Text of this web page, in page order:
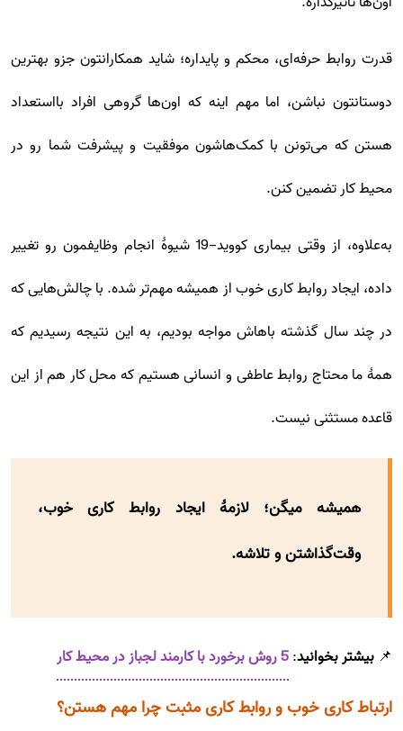
قدرت روابط حرفه‌ای، محکم و پایداره؛ شاید همکارانتون جزو بهترین
دوستانتون نباشن، اما مهم اینه که اون‌ها گروهی افراد بااستعداد
هستن که می‌تونن با کمک‌هاشون موفقیت و پیشرفت شما رو در
محیط کار تضمین کنن.
به‌علاوه، از وقتی بیماری کووید-19 شیوۀ انجام وظایفمون رو تغییر
داده، ایجاد روابط کاری خوب از همیشه مهم‌تر شده. با چالش‌هایی که
در چند سال گذشته باهاش مواجه بودیم، به این نتیجه رسیدیم که
همۀ ما محتاج روابط عاطفی و انسانی هستیم که محل کار هم از این
قاعده مستثنی نیست.
همیشه میگن؛ لازمۀ ایجاد روابط کاری خوب،
وقت‌گذاشتن و تلاشه.
📌 بیشتر بخوانید:5 روش برخورد با کارمند لجباز در محیط کار
ارتباط کاری خوب و روابط کاری مثبت چرا مهم هستن؟